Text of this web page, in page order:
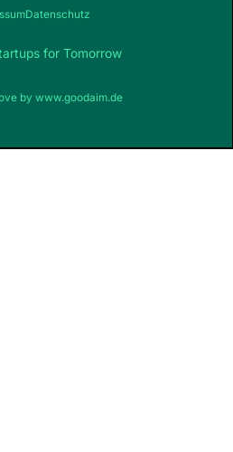
for Tomorrow
Datenschutz
by www.goodaim.de